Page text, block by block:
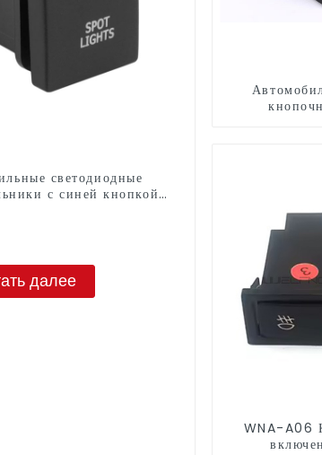
светодиодные
с синей кнопкой
далее
WNA-A06